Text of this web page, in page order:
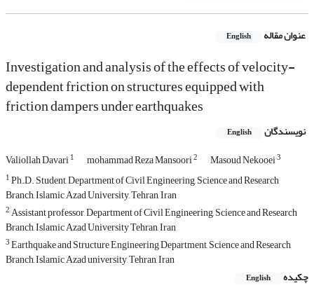
عنوان مقاله English
Investigation and analysis of the effects of velocity-
dependent friction on structures equipped with
friction dampers under earthquakes
نویسندگان English
Valiollah Davari1 mohammad Reza Mansoori2 Masoud Nekooei3
1Ph.D. Student, Department of Civil Engineering, Science and Research
Branch, Islamic Azad University, Tehran, Iran
2Assistant professor, Department of Civil Engineering, Science and Research
Branch, Islamic Azad University Tehran, Iran
3Earthquake and Structure Engineering Department, Science and Research
Branch, Islamic Azad university, Tehran, Iran
چکیده
English